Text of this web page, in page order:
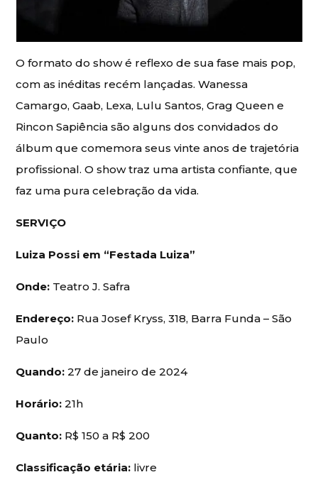
O formato do show é reflexo de sua fase mais pop,
com as inéditas recém lançadas. Wanessa
Camargo, Gaab, Lexa, Lulu Santos, Grag Queen e
Rincon Sapiência são alguns dos convidados do
álbum que comemora seus vinte anos de trajetória
profissional. O show traz uma artista confiante, que
faz uma pura celebração da vida.
SERVIÇO
Luiza Possi em “Festada Luiza”
Onde: Teatro J. Safra
Endereço: Rua Josef Kryss, 318, Barra Funda – São
Paulo
Quando: 27 de janeiro de 2024
Horário: 21h
Quanto: R$ 150 a R$ 200
Classificação etária: livre